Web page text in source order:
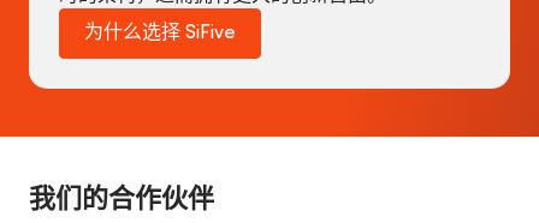
为什么选择 SiFive
我们的合作伙伴